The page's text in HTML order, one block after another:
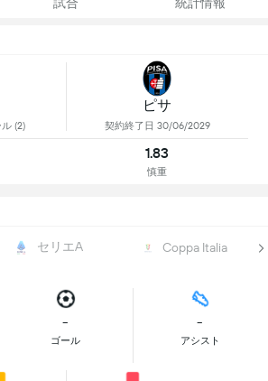
(2)
ピサ
契約終了日 30/06/2029
1.83
慎重
セリエA Coppa Italia
-
ゴール
-
アシスト